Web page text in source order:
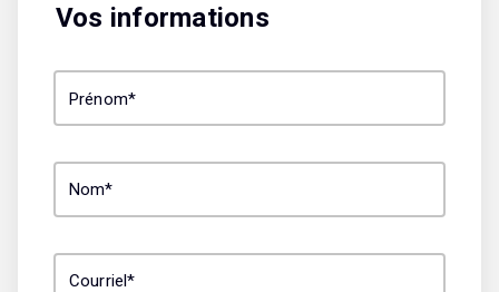
Vos informations
Prénom*
Nom*
Courriel*